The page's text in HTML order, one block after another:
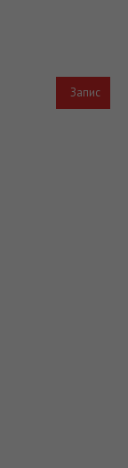
Запис